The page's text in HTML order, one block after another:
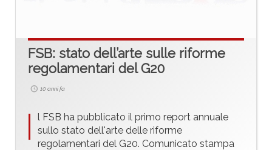
FSB: stato dell’arte sulle riforme
regolamentari del G20
10 anni fa
I
l FSB ha pubblicato il primo report annuale
sullo stato dell'arte delle riforme
regolamentari del G20. Comunicato stampa